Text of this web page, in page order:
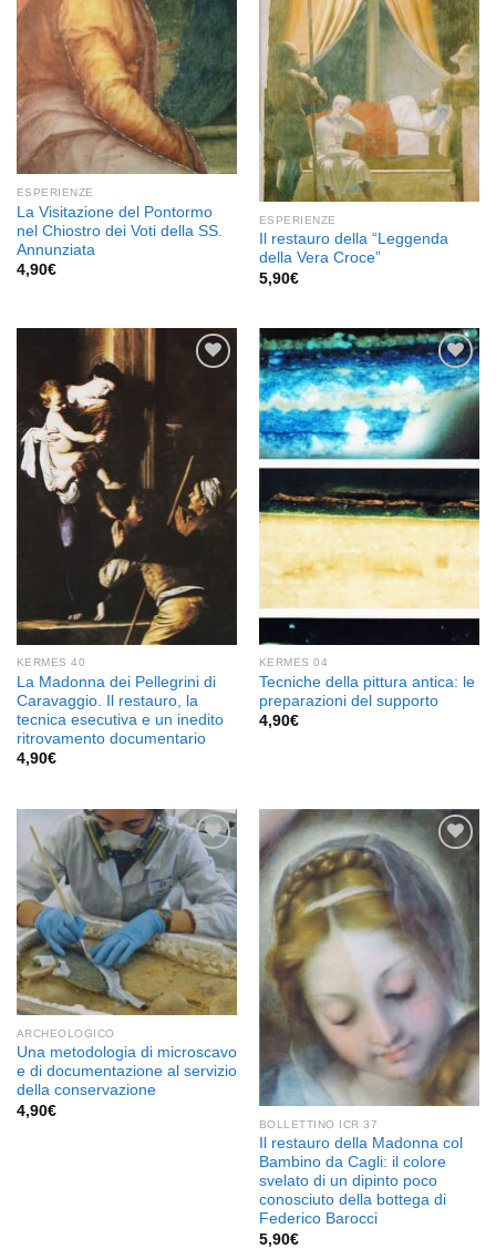
ESPERIENZE
La Visitazione del Pontormo
nel Chiostro dei Voti della SS.
Annunziata
4,90€
ESPERIENZE
Il restauro della “Leggenda
della Vera Croce”
5,90€
Aggiungi
dei
desideri
KERMES 40
La Madonna dei Pellegrini di
Caravaggio. Il restauro, la
tecnica esecutiva e un inedito
ritrovamento documentario
4,90€
Aggiungi
alla lista
dei
desideri
KERMES 04
Tecniche della pittura antica: le
preparazioni del supporto
4,90€
Aggiungi
alla lista
dei
desideri
ARCHEOLOGICO
Una metodologia di microscavo
e di documentazione al servizio
della conservazione
4,90€
Aggiungi
alla lista
desideri
BOLLETTINO ICR 37
Il restauro della Madonna col
Bambino da Cagli: il colore
svelato di un dipinto poco
conosciuto della bottega di
Federico Barocci
5,90€